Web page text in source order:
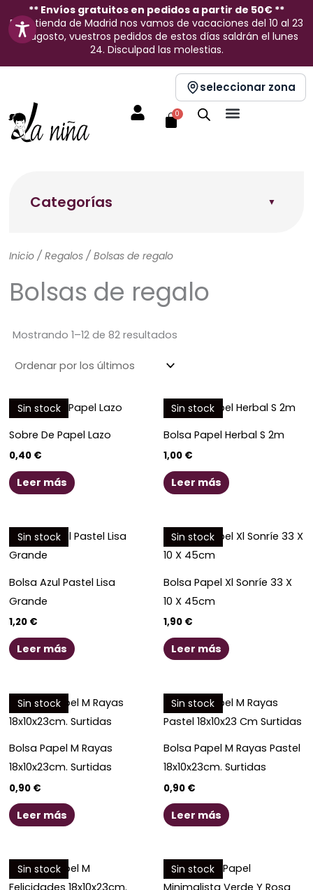
contenido
** Envíos gratuitos en pedidos a partir de 50€ **
En la tienda de Madrid nos vamos de vacaciones del 10 al 23
de agosto, vuestros pedidos de estos días saldrán el lunes
24. Disculpad las molestias.
seleccionar zona
0
Carrito
Categorías
Inicio /Regalos / Bolsas de regalo
Bolsas de regalo
Mostrando 1–12 de 82 resultados
Sin stock
Sobre De Papel Lazo
0,40 €
Leer más
Sin stock
Bolsa Papel Herbal S 2m
1,00 €
Leer más
Sin stock
Bolsa Azul Pastel Lisa
Grande
1,20 €
Leer más
Sin stock
Bolsa Papel Xl Sonríe 33 X
10 X 45cm
1,90 €
Leer más
Sin stock
Bolsa Papel M Rayas
18x10x23cm. Surtidas
0,90 €
Leer más
Sin stock
Bolsa Papel M Rayas Pastel
18x10x23cm. Surtidas
0,90 €
Leer más
Sin stock Sin stock